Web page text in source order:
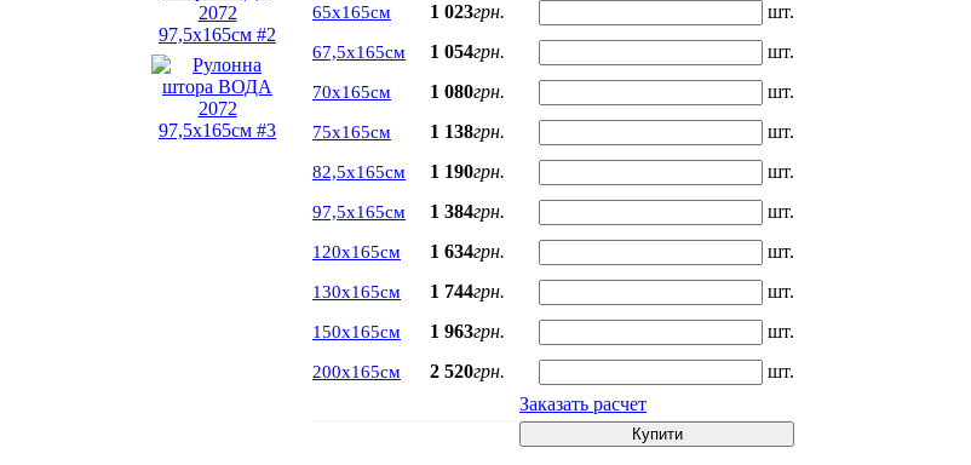
65х165см 1 023грн. шт.
67,5х165см 1 054грн. шт.
70х165см 1 080грн. шт.
75х165см 1 138грн. шт.
82,5х165см 1 190грн. шт.
97,5х165см 1 384грн. шт.
120х165см 1 634грн. шт.
130х165см 1 744грн. шт.
150х165см 1 963грн. шт.
200х165см 2 520грн.
шт.
Заказать расчет
Купити